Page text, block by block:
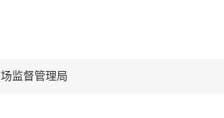
监督管理局